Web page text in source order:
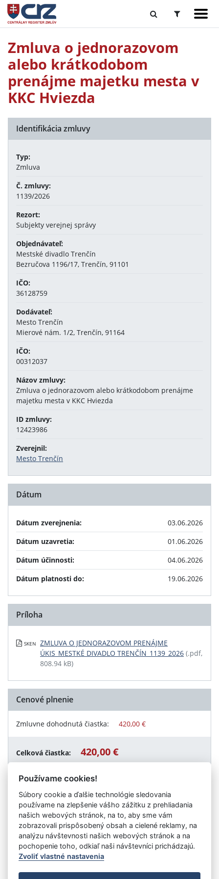
Zmluva o jednorazovom
alebo krátkodobom
prenájme majetku mesta v
KKC Hviezda
Identifikácia zmluvy
Typ:
Zmluva
Č. zmluvy:
1139/2026
Rezort:
Subjekty verejnej správy
Objednávateľ:
Mestské divadlo Trenčín
Bezručova 1196/17, Trenčín, 91101
IČO:
36128759
Dodávateľ:
Mesto Trenčín
Mierové nám. 1/2, Trenčín, 91164
IČO:
00312037
Názov zmluvy:
Zmluva o jednorazovom alebo krátkodobom prenájme
majetku mesta v KKC Hviezda
ID zmluvy:
12423986
Zverejnil:
Mesto Trenčín
Dátum
Dátum zverejnenia:
03.06.2026
Dátum uzavretia:
01.06.2026
Dátum účinnosti:
04.06.2026
Dátum platnosti do:
19.06.2026
Príloha
SKEN
ZMLUVA O JEDNORAZOVOM PRENÁJME
ÚKIS_MESTKÉ DIVADLO TRENČÍN_1139_2026 (.pdf,
808.94 kB)
Cenové plnenie
Zmluvne dohodnutá čiastka: 420,00 €
Celková čiastka: 420,00 €
Návrat späť
Vystavil:Mesto Trenčín
Úrad vlády SR - Všetky práva vyhradené
Používame cookies!
Súbory cookie a ďalšie technológie sledovania
používame na zlepšenie vášho zážitku z prehliadania
našich webových stránok, na to, aby sme vám
zobrazovali prispôsobený obsah a cielené reklamy, na
analýzu návštevnosti našich webových stránok a na
pochopenie toho, odkiaľ naši návštevníci prichádzajú.
Zvoliť vlastné nastavenia